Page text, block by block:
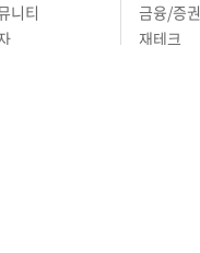
니티
금융/증권
재테크